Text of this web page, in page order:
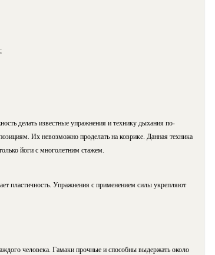
делать известные упражнения и технику дыхания по-
Их невозможно проделать на коврике. Данная техника
йоги с многолетним стажем.
пластичность. Упражнения с применением силы укрепляют
человека. Гамаки прочные и способны выдержать около